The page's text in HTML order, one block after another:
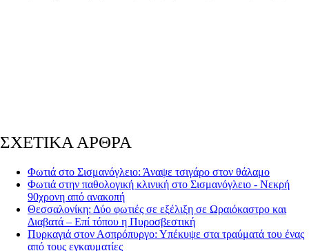
ΣΧΕΤΙΚΑ ΑΡΘΡΑ
Φωτιά στο Σισμανόγλειο: Άναψε τσιγάρο στον θάλαμο
Φωτιά στην παθολογική κλινική στο Σισμανόγλειο - Νεκρή
90χρονη από ανακοπή
Θεσσαλονίκη: Δύο φωτιές σε εξέλιξη σε Ωραιόκαστρο και
Διαβατά – Επί τόπου η Πυροσβεστική
Πυρκαγιά στον Ασπρόπυργο: Υπέκυψε στα τραύματά του ένας
από τους εγκαυματίες